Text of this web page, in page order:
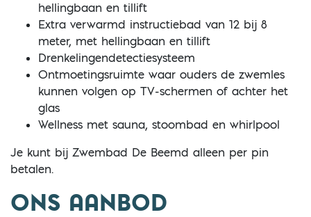
hellingbaan en tillift
Extra verwarmd instructiebad van 12 bij 8
meter, met hellingbaan en tillift
Drenkelingendetectiesysteem
Ontmoetingsruimte waar ouders de zwemles
kunnen volgen op TV-schermen of achter het
glas
Wellness met sauna, stoombad en whirlpool
Je kunt bij Zwembad De Beemd alleen per pin
betalen.
ONS AANBOD